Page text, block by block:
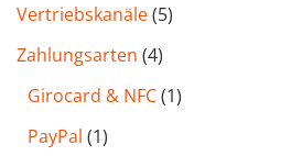
Vertriebskanäle(5)
Zahlungsarten (4)
Girocard & NFC(1)
PayPal (1)